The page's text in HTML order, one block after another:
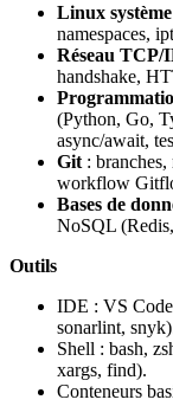
Linux système
namespaces,
Réseau TCP/
handshake,
(Python, Go,
async/await,
Git :
workflow
Bases de
NoSQL
Outils
IDE : VS Code
sonarlint,
Shell : bash,
xargs, find).
Conteneurs